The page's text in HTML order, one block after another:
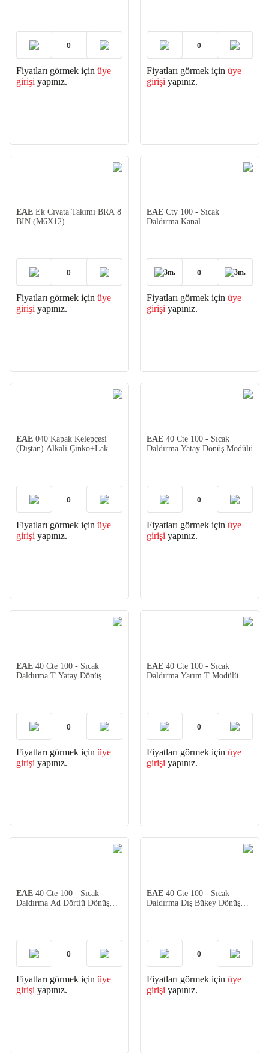
Fiyatları görmek için üye
girişi yapınız.
Fiyatları görmek için üye
girişi yapınız.
EAE Ek Cıvata Takımı BRA 8
BIN (M6X12)
Fiyatları görmek için üye
girişi yapınız.
EAE Cty 100 - Sıcak
Daldırma Kanal
3m.
3m.
Fiyatları görmek için üye
girişi yapınız.
EAE 040 Kapak Kelepçesi
(Dıştan) Alkali Çinko+Lak
Fiyatları görmek için üye
girişi yapınız.
EAE 40 Cte 100 - Sıcak
Daldırma Yatay Dönüş Modülü
Fiyatları görmek için üye
girişi yapınız.
EAE 40 Cte 100 - Sıcak
Daldırma T Yatay Dönüş
Fiyatları görmek için üye
girişi yapınız.
EAE 40 Cte 100 - Sıcak
Daldırma Yarım T Modülü
Fiyatları görmek için üye
girişi yapınız.
EAE 40 Cte 100 - Sıcak
Daldırma Ad Dörtlü Dönüş
Fiyatları görmek için üye
girişi yapınız.
EAE 40 Cte 100 - Sıcak
Daldırma Dış Bükey Dönüş
Fiyatları görmek için üye
girişi yapınız.